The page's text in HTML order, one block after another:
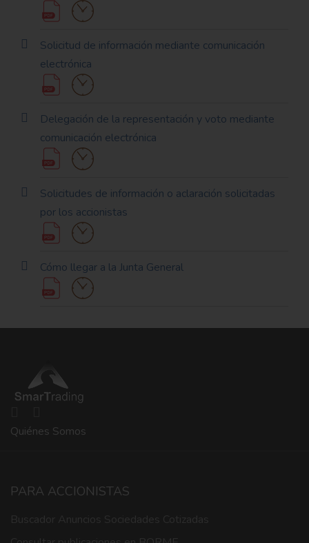
Solicitud de información mediante comunicación
electrónica
Delegación de la representación y voto mediante
comunicación electrónica
Solicitudes de información o aclaración solicitadas
por los accionistas
Cómo llegar a la Junta General
Quiénes Somos
PARA ACCIONISTAS